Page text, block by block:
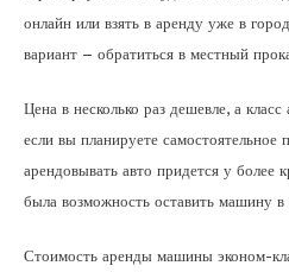
онлайн или взять в аренду уже в
вариант – обратиться в местный
Цена в несколько раз дешевле, а
если вы планируете самостоятельное
арендовывать авто придется у
была возможность оставить машину
Стоимость аренды машины эконом-